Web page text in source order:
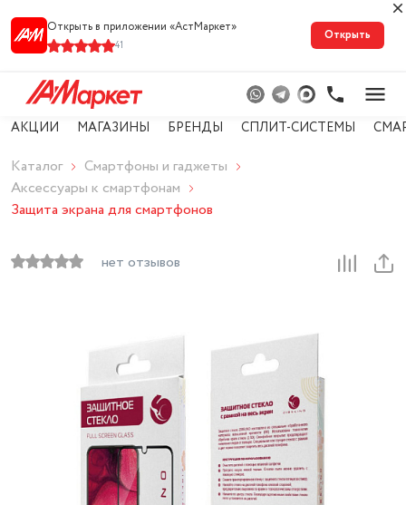
Открыть в приложении «АстМарке‪т‬»
41
Открыть
АКЦИИ МАГАЗИНЫ БРЕНДЫ СПЛИТ-СИСТЕМЫ
Каталог
Смартфоны и гаджеты
Аксессуары к смартфонам
Защита экрана для смартфонов
нет отзывов